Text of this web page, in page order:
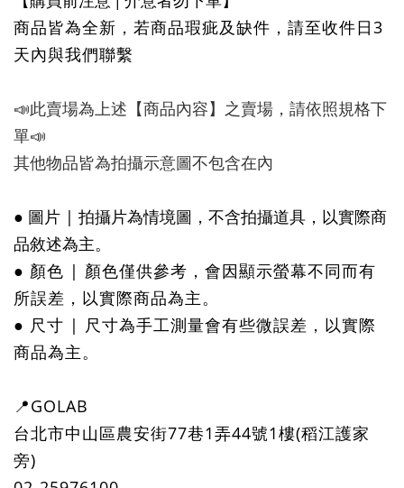
商品皆為全新，若商品瑕疵及缺件，請至收件日3
天內與我們聯繫
📣此賣場為上述【商品內容】之賣場，請依照規格下
單📣
其他物品皆為拍攝示意圖不包含在內
● 圖片 | 拍攝片為情境圖，不含拍攝道具，以實際商
品敘述為主。
● 顏色 | 顏色僅供參考，會因顯示螢幕不同而有
所誤差，以實際商品為主。
● 尺寸 | 尺寸為手工測量會有些微誤差，以實際
商品為主。
📍GOLAB
台北市中山區農安街77巷1弄44號1樓(稻江護家
旁)